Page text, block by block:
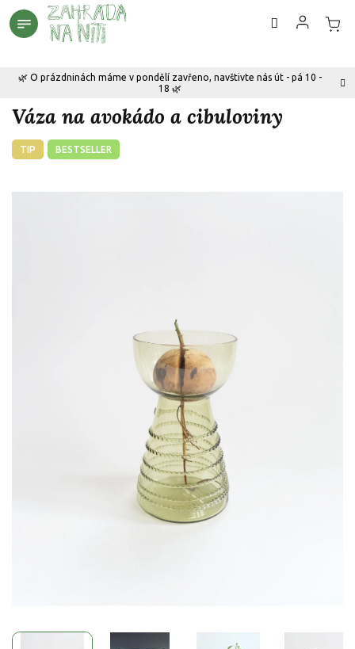
Přejít
na
🌿 O prázdninách máme v pondělí zavřeno, navštivte nás út - pá 10 -
18 🌿
Váza na avokádo a cibuloviny
TIP BESTSELLER